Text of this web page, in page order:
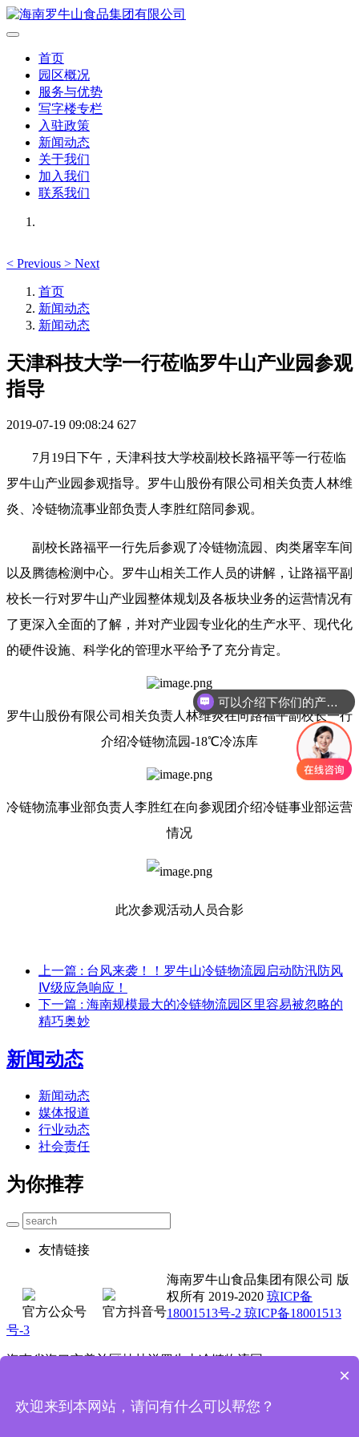
首页
园区概况
服务与优势
写字楼专栏
入驻政策
新闻动态
关于我们
加入我们
联系我们
< Previous > Next
首页
新闻动态
新闻动态
天津科技大学一行莅临罗牛山产业园参观
指导
2019-07-19 09:08:24 627
7月19日下午，天津科技大学校副校长路福平等一行莅临
罗牛山产业园参观指导。罗牛山股份有限公司相关负责人林维
炎、冷链物流事业部负责人李胜红陪同参观。
副校长路福平一行先后参观了冷链物流园、肉类屠宰车间
以及腾德检测中心。罗牛山相关工作人员的讲解，让路福平副
校长一行对罗牛山产业园整体规划及各板块业务的运营情况有
了更深入全面的了解，并对产业园专业化的生产水平、现代化
的硬件设施、科学化的管理水平给予了充分肯定。
罗牛山股份有限公司相关负责人林维炎在向路福平副校长一行
介绍冷链物流园-18℃冷冻库
冷链物流事业部负责人李胜红在向参观团介绍冷链事业部运营
情况
此次参观活动人员合影
上一篇 : 台风来袭！！罗牛山冷链物流园启动防汛防风
Ⅳ级应急响应！
下一篇 : 海南规模最大的冷链物流园区里容易被忽略的
精巧奥妙
新闻动态
新闻动态
媒体报道
行业动态
社会责任
为你推荐
友情链接
官方公众号 官方抖音号
海南罗牛山食品集团有限公司 版
权所有 2019-2020 琼ICP备
18001513号-2 琼ICP备18001513
号-3
海南省海口市美兰区桂林洋罗牛山冷链物流园
技术支持：魔方科技
可以介绍下你们的产品么
×
欢迎来到本网站，请问有什么可以帮您？